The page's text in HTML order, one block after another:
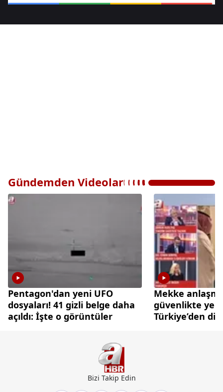
Gündemden Videolar
Pentagon'dan yeni UFO
dosyaları! 41 gizli belge daha
açıldı: İşte o görüntüler
Mekke
güvenlikte
Türkiye’den
Bizi Takip Edin